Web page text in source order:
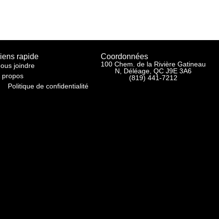
rapide
joindre
propos
Politique de confidentialité
Coordonnées
100 Chem. de la Rivière Gatineau
N, Déléage, QC J9E 3A6
(819) 441-7212